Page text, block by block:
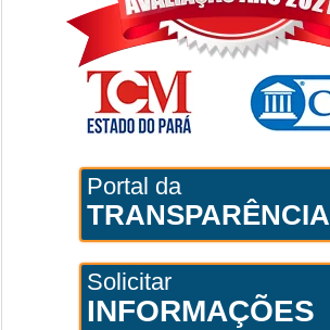
Portal da
TRANSPARÊNCIA
Solicitar
INFORMAÇÕES